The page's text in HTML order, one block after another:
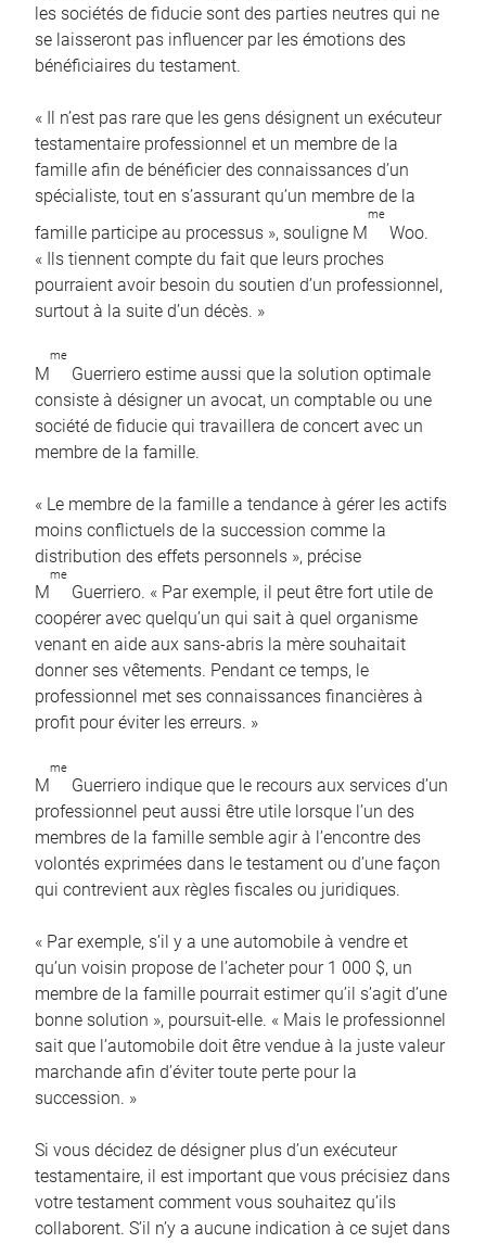
les sociétés de fiducie sont des parties neutres qui ne
se laisseront pas influencer par les émotions des
bénéficiaires du testament.
« Il n’est pas rare que les gens désignent un exécuteur
testamentaire professionnel et un membre de la
famille afin de bénéficier des connaissances d’un
spécialiste, tout en s’assurant qu’un membre de la
famille participe au processus », souligne M
me
Woo.
« Ils tiennent compte du fait que leurs proches
pourraient avoir besoin du soutien d’un professionnel,
surtout à la suite d’un décès. »
M
me
Guerriero estime aussi que la solution optimale
consiste à désigner un avocat, un comptable ou une
société de fiducie qui travaillera de concert avec un
membre de la famille.
« Le membre de la famille a tendance à gérer les actifs
moins conflictuels de la succession comme la
distribution des effets personnels », précise
M
me
Guerriero. « Par exemple, il peut être fort utile de
coopérer avec quelqu’un qui sait à quel organisme
venant en aide aux sans-abris la mère souhaitait
donner ses vêtements. Pendant ce temps, le
professionnel met ses connaissances financières à
profit pour éviter les erreurs. »
M
me
Guerriero indique que le recours aux services d’un
professionnel peut aussi être utile lorsque l’un des
membres de la famille semble agir à l’encontre des
volontés exprimées dans le testament ou d’une façon
qui contrevient aux règles fiscales ou juridiques.
« Par exemple, s’il y a une automobile à vendre et
qu’un voisin propose de l’acheter pour 1 000 $, un
membre de la famille pourrait estimer qu’il s’agit d’une
bonne solution », poursuit-elle. « Mais le professionnel
sait que l’automobile doit être vendue à la juste valeur
marchande afin d’éviter toute perte pour la
succession. »
Si vous décidez de désigner plus d’un exécuteur
testamentaire, il est important que vous précisiez dans
votre testament comment vous souhaitez qu’ils
collaborent. S’il n’y a aucune indication à ce sujet dans